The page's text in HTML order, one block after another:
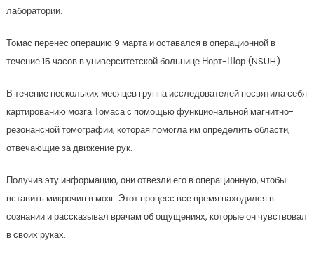
лаборатории.
Томас перенес операцию 9 марта и оставался в операционной в
течение 15 часов в университетской больнице Норт-Шор (NSUH).
В течение нескольких месяцев группа исследователей посвятила себя
картированию мозга Томаса с помощью функциональной магнитно-
резонансной томографии, которая помогла им определить области,
отвечающие за движение рук.
Получив эту информацию, они отвезли его в операционную, чтобы
вставить микрочип в мозг. Этот процесс все время находился в
сознании и рассказывал врачам об ощущениях, которые он чувствовал
в своих руках.